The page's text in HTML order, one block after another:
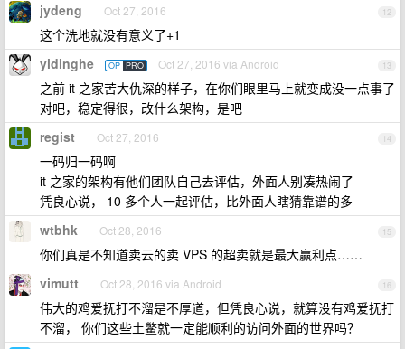
12
jydeng Oct 27, 2016
这个洗地就没有意义了+1
13
yidinghe OP PRO Oct 27, 2016 via Android
之前 it 之家苦大仇深的样子，在你们眼里马上就变成没一点事了
对吧，稳定得很，改什么架构，是吧
14
regist Oct 27, 2016
一码归一码啊
it 之家的架构有他们团队自己去评估，外面人别凑热闹了
凭良心说， 10 多个人一起评估，比外面人瞎猜靠谱的多
15
wtbhk Oct 28, 2016
你们真是不知道卖云的卖 VPS 的超卖就是最大赢利点……
16
vimutt Oct 28, 2016 via Android
伟大的鸡爱抚打不溜是不厚道，但凭良心说，就算没有鸡爱抚打
不溜， 你们这些土鳖就一定能顺利的访问外面的世界吗？